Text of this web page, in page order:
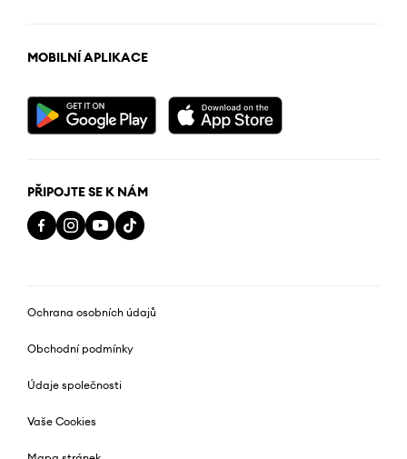
MOBILNÍ APLIKACE
PŘIPOJTE SE K NÁM
Ochrana osobních údajů
Obchodní podmínky
Údaje společnosti
Vaše Cookies